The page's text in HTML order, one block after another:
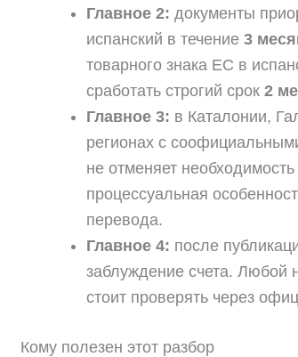
Главное 2: документы
испанский в течение 3
товарного знака ЕС в
сработать строгий срок 2
Главное 3: в Каталонии,
регионах с
не отменяет
процессуальная
перевода.
Главное 4: после
заблуждение счета. Любой
стоит проверять через
Кому полезен этот разбор